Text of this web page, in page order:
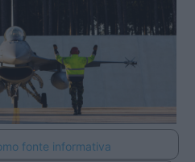
fonte informativa